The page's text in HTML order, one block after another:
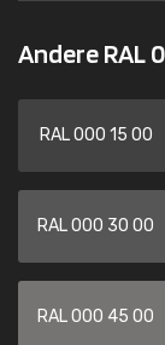
Andere RAL
RAL 000 15 00
RAL 000 30 00
RAL 000 45 00